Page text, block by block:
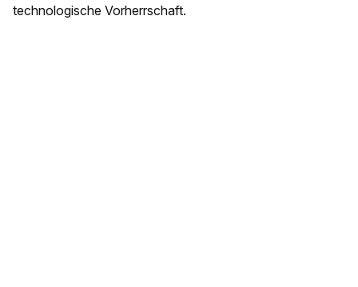
technologische Vorherrschaft.